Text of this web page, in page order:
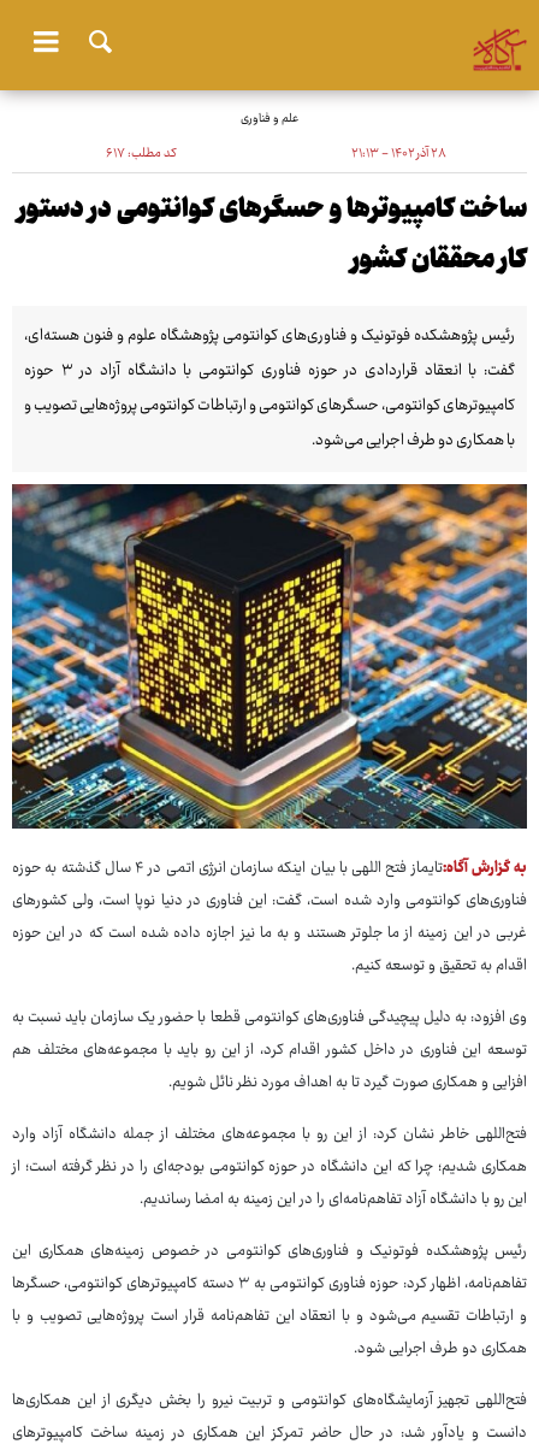
علم و فناوری
۲۸ آذر ۱۴۰۲ - ۲۱:۱۳ کد مطلب:۶۱۷
ساخت کامپیوترها و حسگرهای کوانتومی در دستور
کار محققان کشور
رئیس پژوهشکده فوتونیک و فناوری‌های کوانتومی پژوهشگاه علوم و فنون هسته‌ای،
گفت: با انعقاد قراردادی در حوزه فناوری کوانتومی با دانشگاه آزاد در ۳ حوزه
کامپیوترهای کوانتومی، حسگرهای کوانتومی و ارتباطات کوانتومی پروژه‌هایی تصویب و
با همکاری دو طرف اجرایی می‌شود.
به گزارش آگاه:
تایماز فتح اللهی با بیان اینکه سازمان انرژی اتمی در ۴ سال گذشته به حوزه
فناوری‌های کوانتومی وارد شده است، گفت: این فناوری در دنیا نوپا است، ولی کشورهای
غربی در این زمینه از ما جلوتر هستند و به ما نیز اجازه داده شده است که در این حوزه
اقدام به تحقیق و توسعه کنیم.
وی افزود: به دلیل پیچیدگی فناوری‌های کوانتومی قطعا با حضور یک سازمان باید نسبت به
توسعه این فناوری در داخل کشور اقدام کرد، از این رو باید با مجموعه‌های مختلف هم
افزایی و همکاری صورت گیرد تا به اهداف مورد نظر نائل شویم.
فتح‌اللهی خاطر نشان کرد: از این رو با مجموعه‌های مختلف از جمله دانشگاه آزاد وارد
همکاری شدیم؛ چرا که این دانشگاه در حوزه کوانتومی بودجه‌ای را در نظر گرفته است؛ از
این رو با دانشگاه آزاد تفاهم‌نامه‌ای را در این زمینه به امضا رساندیم.
رئیس پژوهشکده فوتونیک و فناوری‌های کوانتومی در خصوص زمینه‌های همکاری این
تفاهم‌نامه، اظهار کرد: حوزه فناوری کوانتومی به ۳ دسته کامپیوترهای کوانتومی، حسگرها
و ارتباطات تقسیم می‌شود و با انعقاد این تفاهم‌نامه قرار است پروژه‌هایی تصویب و با
همکاری دو طرف اجرایی شود.
فتح‌اللهی تجهیز آزمایشگاه‌های کوانتومی و تربیت نیرو را بخش دیگری از این همکاری‌ها
دانست و یادآور شد: در حال حاضر تمرکز این همکاری در زمینه ساخت کامپیوترهای